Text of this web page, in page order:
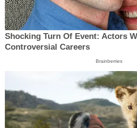
Shocking Turn Of Event: Actors
Controversial Careers
Brainberries